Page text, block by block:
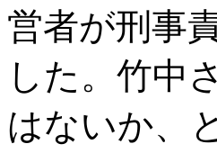
営者が刑事
した。竹中
はないか、